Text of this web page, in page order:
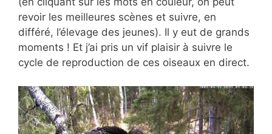
revoir les meilleures scènes et suivre, en
différé, l’élevage des jeunes). Il y eut de grands
moments ! Et j’ai pris un vif plaisir à suivre le
cycle de reproduction de ces oiseaux en direct.